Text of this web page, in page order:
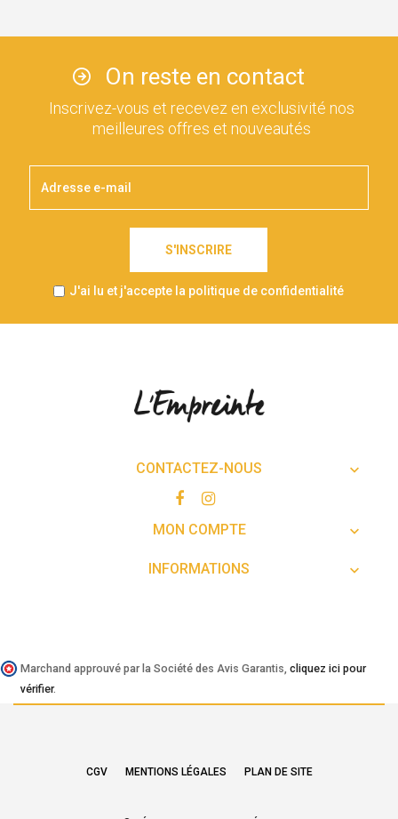
On reste en contact
Inscrivez-vous et recevez en exclusivité nos
meilleures offres et nouveautés
S'INSCRIRE
J'ai lu et j'accepte la politique de confidentialité
CONTACTEZ-NOUS 
MON COMPTE 
INFORMATIONS 
Marchand approuvé par la Société des Avis Garantis, cliquez ici pour
vérifier.
CGV MENTIONS LÉGALES PLAN DE SITE